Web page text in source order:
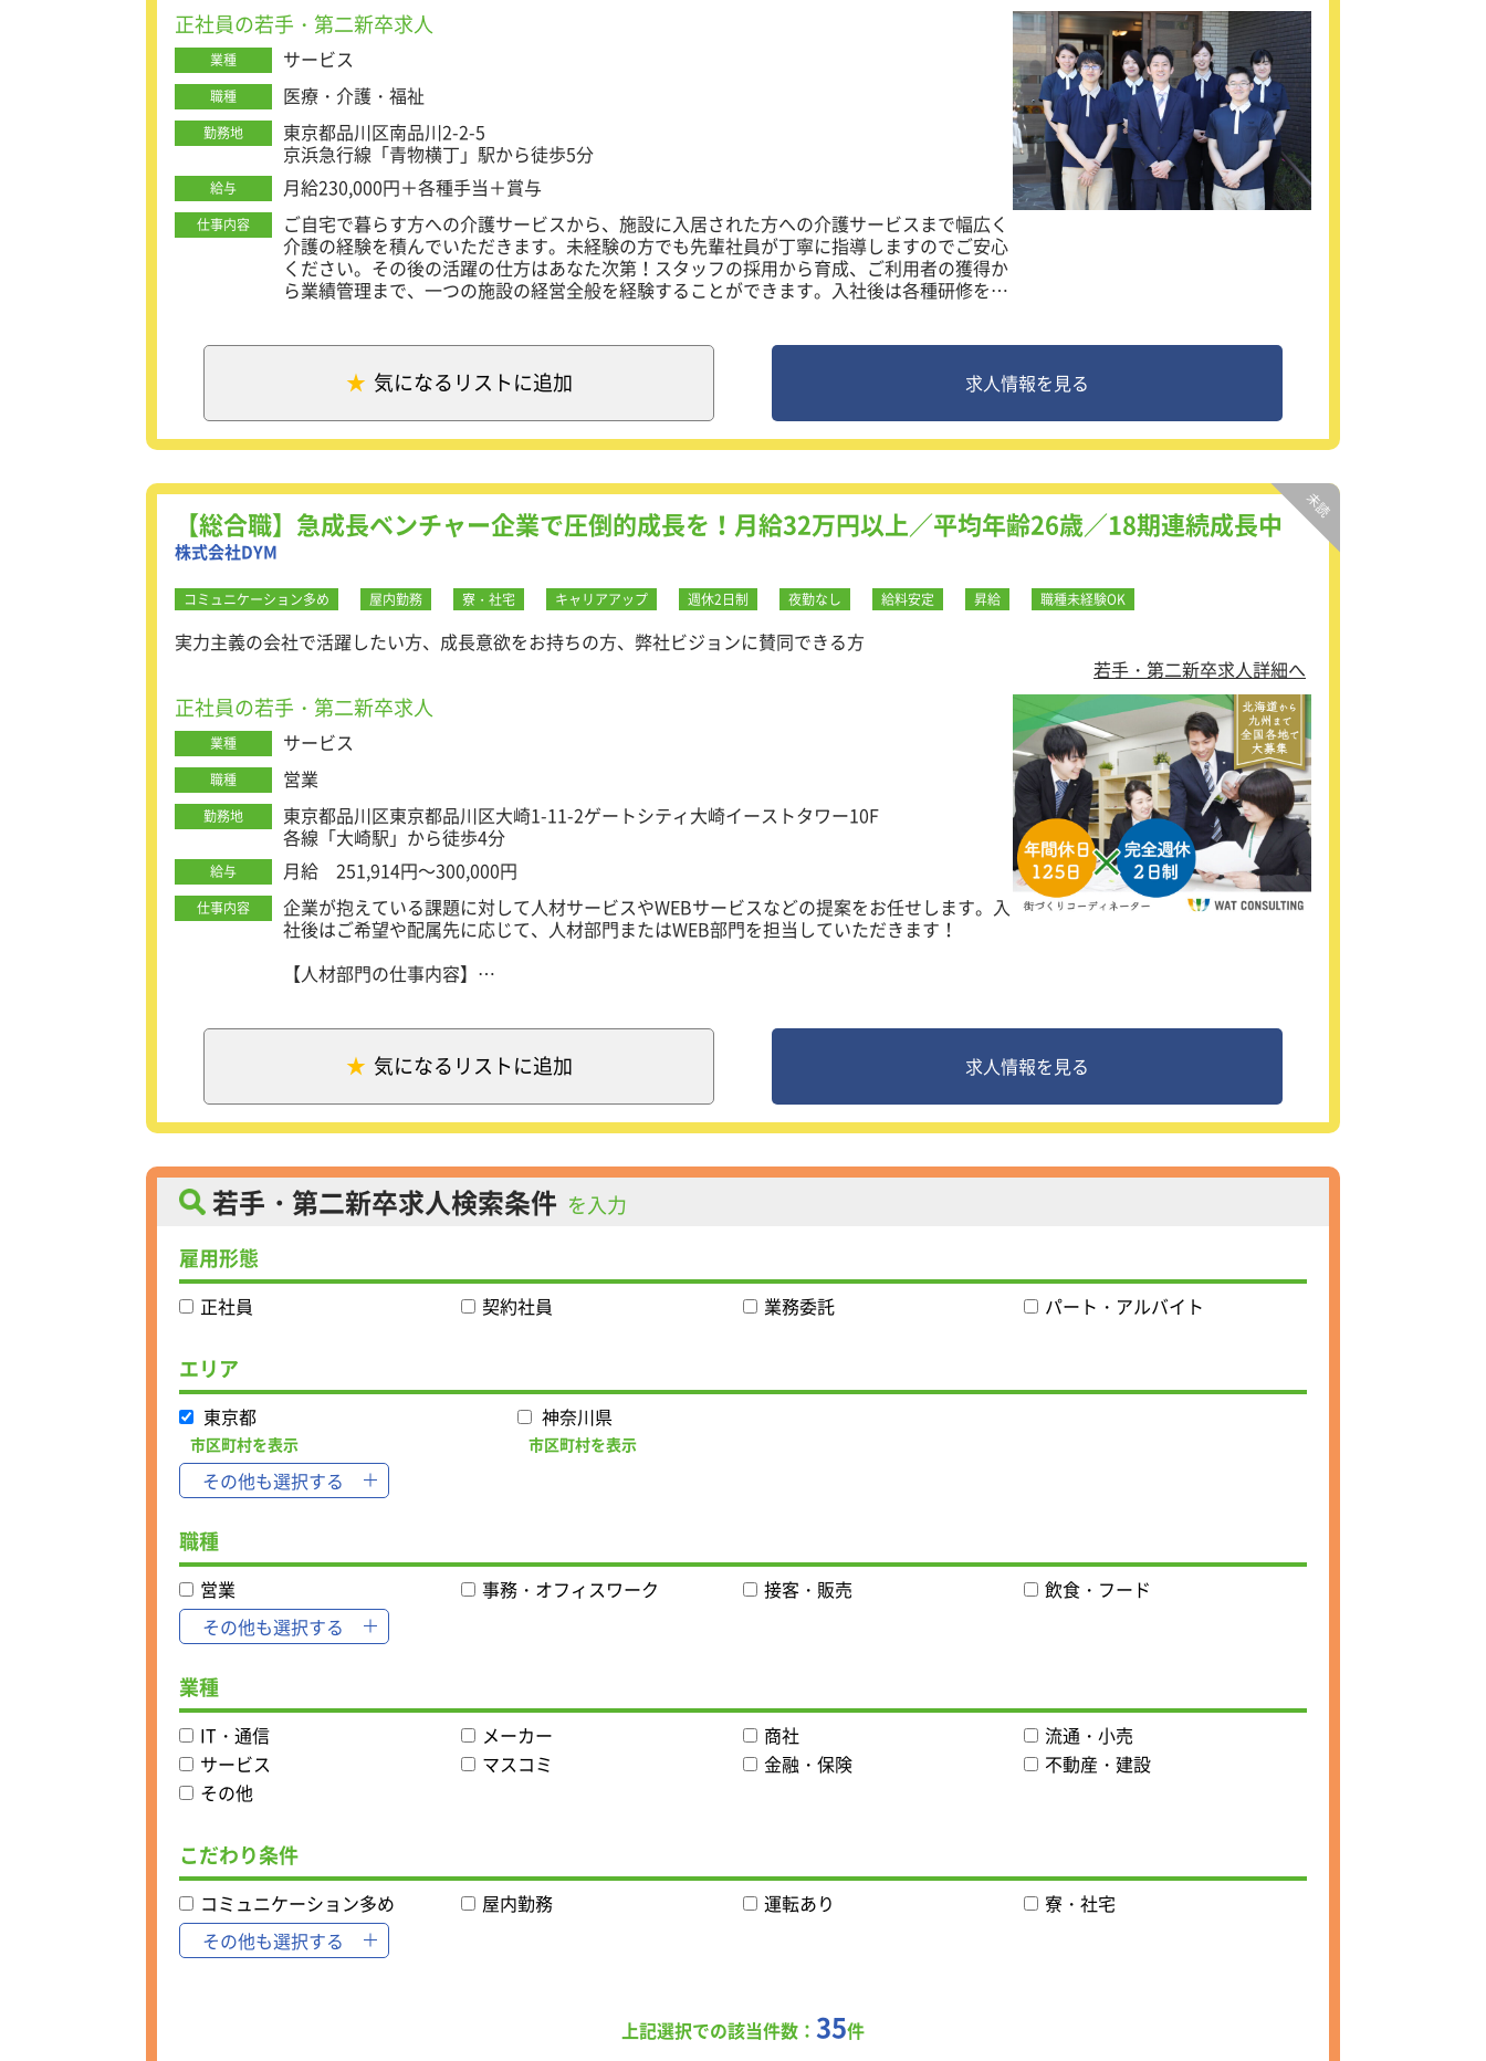
正社員の若手・第二新卒求人
業種 サービス
職種 医療・介護・福祉
勤務地
東京都品川区南品川2-2-5
京浜急行線「青物横丁」駅から徒歩5分
給与 月給230,000円＋各種手当＋賞与
仕事内容
ご自宅で暮らす方への介護サービスから、施設に入居された方への介護サービスまで幅広く
介護の経験を積んでいただきます。未経験の方でも先輩社員が丁寧に指導しますのでご安心
ください。その後の活躍の仕方はあなた次第！スタッフの採用から育成、ご利用者の獲得か
ら業績管理まで、一つの施設の経営全般を経験することができます。入社後は各種研修を行
食事・更衣・入浴・排せつなどの介助全般
介護記録の記入、業務に必要な書類の作成
レクリエーションやイベントの企画・運営
スタッフのマネジメント、施設の業績管理
運営方針の検討などの管理業務全般
シフト作成、勤怠管理
気になるリストに追加 求人情報を見る
【総合職】急成長ベンチャー企業で圧倒的成長を！月給32万円以上／平均年齢26歳／18期連続成長中
株式会社DYM
コミュニケーション多め 屋内勤務 寮・社宅 キャリアアップ 週休2日制 夜勤なし 給料安定 昇給 職種未経験OK
実力主義の会社で活躍したい方、成長意欲をお持ちの方、弊社ビジョンに賛同できる方
若手・第二新卒求人詳細へ
正社員の若手・第二新卒求人
業種 サービス
職種 営業
勤務地
東京都品川区東京都品川区大崎1-11-2ゲートシティ大崎イーストタワー10F
各線「大崎駅」から徒歩4分
給与 月給 251,914円～300,000円
仕事内容
企業が抱えている課題に対して人材サービスやWEBサービスなどの提案をお任せします。入
社後はご希望や配属先に応じて、人材部門またはWEB部門を担当していただきます！
【人材部門の仕事内容】
【WEB部門の仕事内容】
企業のWeb広告に関する課題に対してSEO、リスティング、アフェリエイトなどのプロモー
ション手法を提案
☆業界トップクラスの増収増益率を誇り、解約率は1％と評価も高いのが特徴です！
～こんな自社サービスも担当頂けます～
・新卒紹介 ベンチャー・中小企業向けに新卒学生を紹介。内定承諾率は業界トップクラス
です。
・エグゼパート ベンチャー・中小企業向けにハイスペック人材やシニア層を紹介。
・研修制度の設計・運営・レポーティング 組織改善を目的とした研修制度の設計構築を担
の中でSilver Partnersに就任。
2021年1月には世界トップクラスの期間で最高ランクGold Partnersに昇格しました。2022
年には業界1位を目指しています。
気になるリストに追加 求人情報を見る
若手・第二新卒求人検索条件 を入力
雇用形態
正社員 契約社員 業務委託 パート・アルバイト
エリア
東京都
市区町村を表示
神奈川県
市区町村を表示
その他も選択する
職種
営業 事務・オフィスワーク 接客・販売
飲食・フード
その他も選択する
業種
IT・通信 メーカー 商社
流通・小売
サービス
マスコミ 金融・保険
不動産・建設
その他
こだわり条件
コミュニケーション多め 屋内勤務 運転あり
寮・社宅
その他も選択する
上記選択での該当件数： 74件